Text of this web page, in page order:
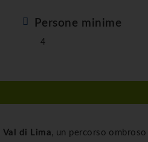
Persone minime
4
Val di Lima, un percorso